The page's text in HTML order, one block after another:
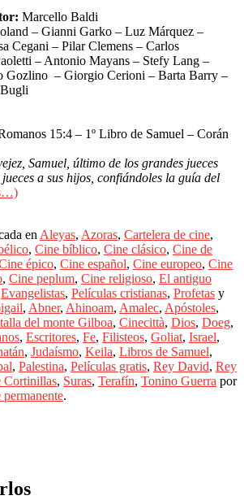
Marcello Baldi
– Gianni Garko – Luz Márquez –
Cegani – Pilar Clemens – Carlos
– Antonio Mayans – Stefy Lang –
Gozlino – Giorgio Cerioni – Barta Barry –
15:4 – 1º Libro de Samuel – Corán
Samuel, último de los grandes jueces
a sus hijos, confiándoles la guía del
en Aleyas, Azoras, Cartelera de cine,
, Cine bíblico, Cine clásico, Cine de
épico, Cine español, Cine europeo, Cine
, Cine peplum, Cine religioso, El antiguo
Evangelistas, Películas cristianas, Profetas y
, Abner, Ahinoam, Amalec, Apóstoles,
del monte Gilboa, Cinecittà, Dios, Doeg,
, Escritores, Fe, Filisteos, Goliat, Israel,
, Judaísmo, Keila, Libros de Samuel,
, Palestina, Películas gratis, Rey David, Rey
Cortinillas, Suras, Terafín, Tonino Guerra por
permanente.